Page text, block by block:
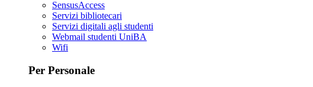
SensusAccess
Servizi bibliotecari
Servizi digitali agli studenti
Webmail studenti UniBA
Wifi
Per Personale